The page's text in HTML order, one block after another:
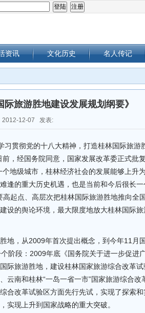
资讯 文化历史 名人传记
际旅游胜地建设发展规划纲要》
2012-12-07 发表:
习贯彻党的十八大精神，打造桂林国际旅游
，经国务院同意，国家发展改革委正式批
地级城市，桂林经济社会的发展能够上升
逢的重大历史机遇，也是当前和今后很长
高起点、高层次把桂林国际旅游胜地推向全
设的舆论环境，最大限度地放大桂林国际
地，从2009年首次提出概念，到今年11月
阶段：2009年底《国务院关于进一步促进
际旅游胜地，建设桂林国家旅游综合改革
云南和桂林“一岛一省一市”国家旅游综合改
合改革试验区方面先行先试，实现了探索和
实现上升到国家战略的重大突破。